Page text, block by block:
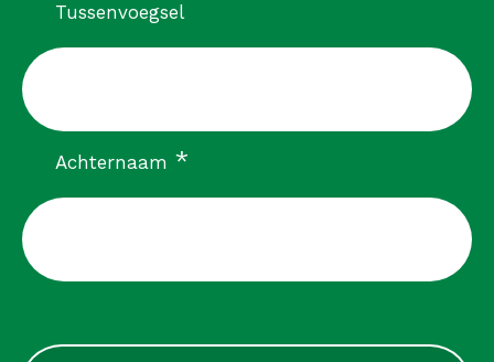
Tussenvoegsel
Achternaam *verplicht